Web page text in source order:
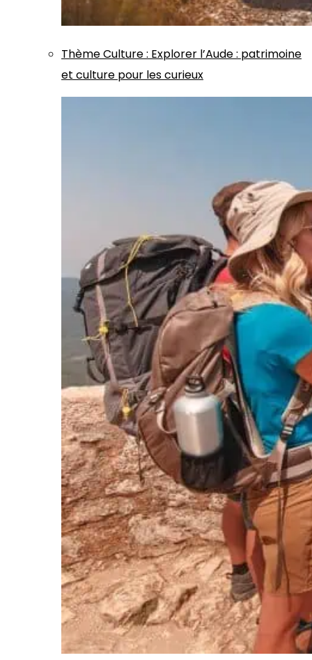
ThèmeCulture: Explorer l’Aude : patrimoine
et culture pour les curieux